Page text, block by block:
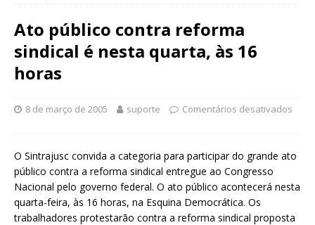
Ato público contra reforma
sindical é nesta quarta, às 16
horas
8 de março de 2005 suporte Comentários desativados
O Sintrajusc convida a categoria para participar do grande ato
público contra a reforma sindical entregue ao Congresso
Nacional pelo governo federal. O ato público acontecerá nesta
quarta-feira, às 16 horas, na Esquina Democrática. Os
trabalhadores protestarão contra a reforma sindical proposta